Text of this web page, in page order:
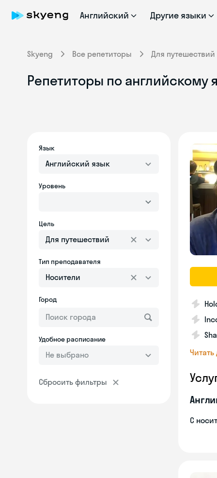
Английский Другие языки
Skyeng Все репетиторы Для путешествий
Репетиторы по английскому
Язык
Английский язык
Уровень
Цель
Для путешествий
Тип преподавателя
Носители
Город
Удобное расписание
Не выбрано
Сбросить фильтры
С